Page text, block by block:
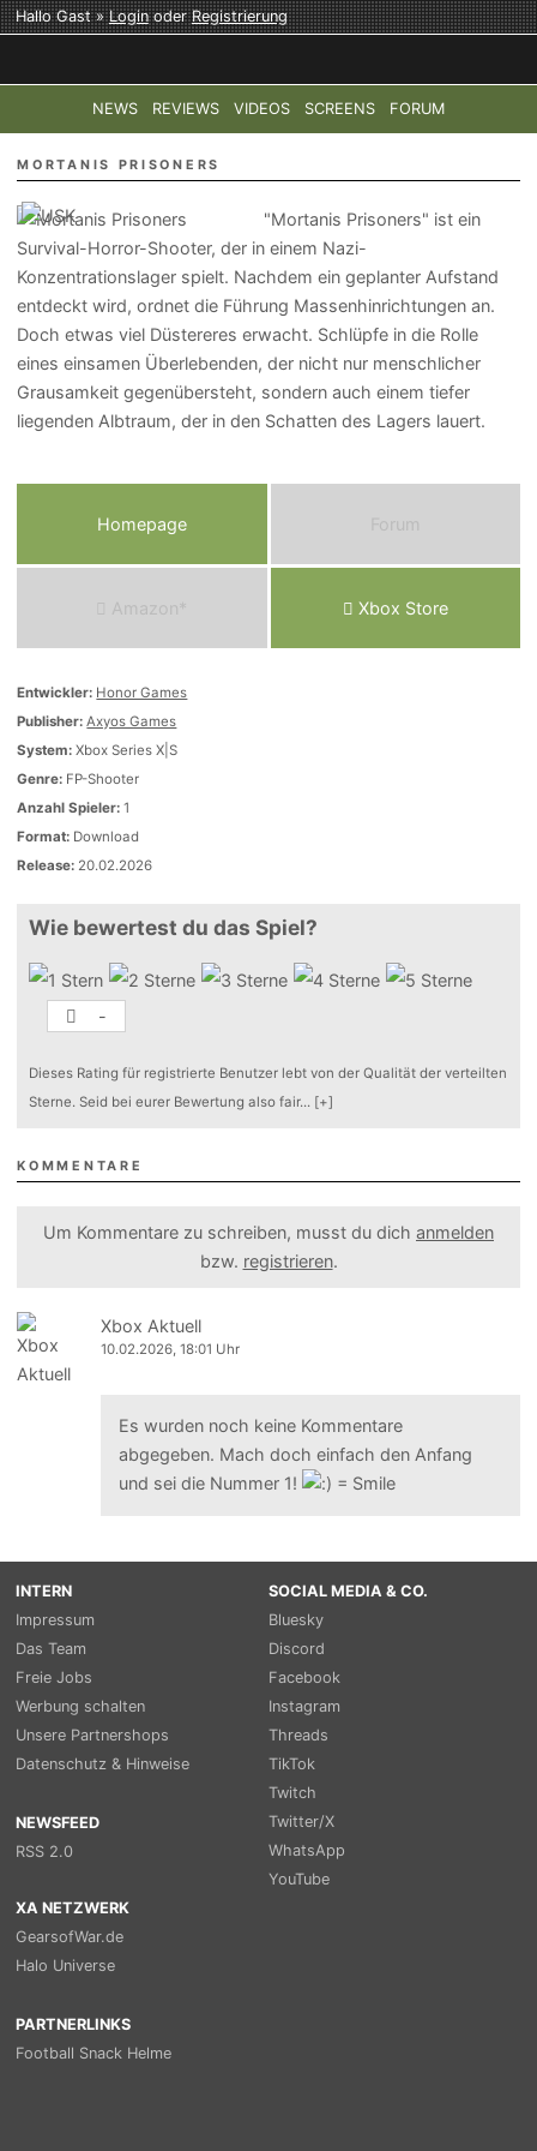
Hallo Gast »LoginoderRegistrierung
NEWS REVIEWS VIDEOS SCREENS FORUM
TOP-THEMEN: COD: MODERN WARFARE 4 HALO:
MORTANIS PRISONERS
"Mortanis Prisoners" ist ein
Survival-Horror-Shooter, der in einem Nazi-
Konzentrationslager spielt. Nachdem ein geplanter Aufstand
entdeckt wird, ordnet die Führung Massenhinrichtungen an.
Doch etwas viel Düstereres erwacht. Schlüpfe in die Rolle
eines einsamen Überlebenden, der nicht nur menschlicher
Grausamkeit gegenübersteht, sondern auch einem tiefer
liegenden Albtraum, der in den Schatten des Lagers lauert.
Homepage Forum
Amazon* Xbox Store
Entwickler: Honor Games
Publisher: Axyos Games
System: Xbox Series X|S
Genre: FP-Shooter
Anzahl Spieler: 1
Format: Download
Release: 20.02.2026
Wie bewertest du das Spiel?
-
Dieses Rating für registrierte Benutzer lebt von der Qualität der verteilten
Sterne. Seid bei eurer Bewertung also fair... [+]
KOMMENTARE
Um Kommentare zu schreiben, musst du dich anmelden
bzw. registrieren.
Xbox Aktuell
10.02.2026, 18:01 Uhr
Es wurden noch keine Kommentare
abgegeben. Mach doch einfach den Anfang
und sei die Nummer 1!
INTERN
Impressum
Das Team
Freie Jobs
Werbung schalten
Unsere Partnershops
Datenschutz & Hinweise
NEWSFEED
RSS 2.0
SOCIAL MEDIA & CO.
Bluesky
Discord
Facebook
Instagram
Threads
TikTok
Twitch
Twitter/X
WhatsApp
YouTube
XA NETZWERK
GearsofWar.de
Halo Universe
PARTNERLINKS
Football Snack Helme